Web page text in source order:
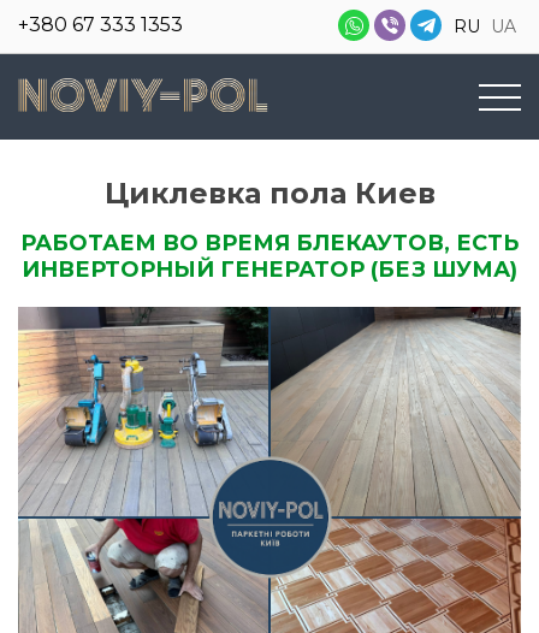
+380 67 333 1353 RU UA
Циклевка пола Киев
РАБОТАЕМ ВО ВРЕМЯ БЛЕКАУТОВ, ЕСТЬ
ИНВЕРТОРНЫЙ ГЕНЕРАТОР (БЕЗ ШУМА)